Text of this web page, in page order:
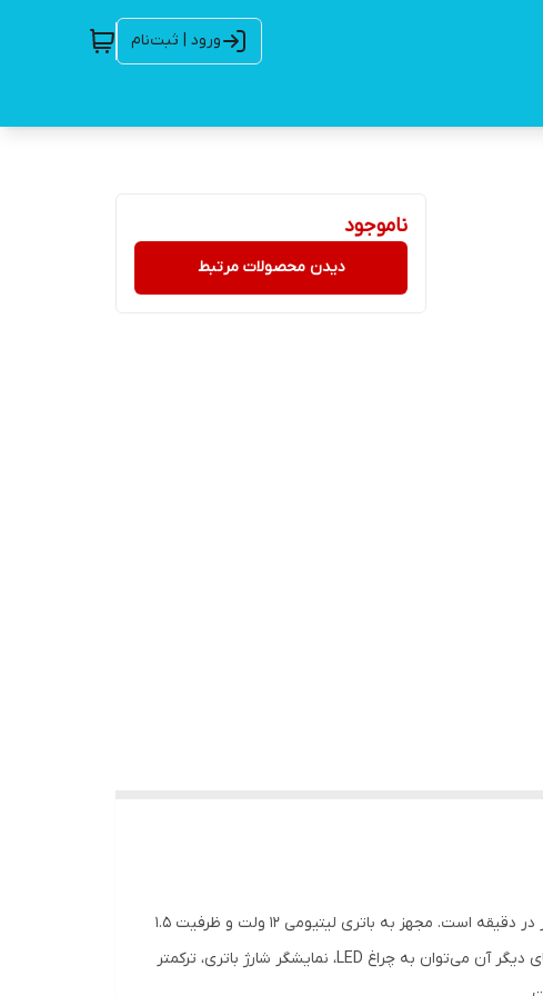
ورود | ثبت‌نام
ناموجود
دیدن محصولات مرتبط
پیچ گوشتی شارژی ویوارکس مدل VR12V-1C، دراری سری پیچگوشتی ابزار حرفه‌ای و قدرتمند با سرعت متغیر 0-350 و 0-1350 دور در دقیقه است. مجهز به باتری لیتیومی 12 ولت و ظرفیت 1.5
آمپر ساعت، این دستگاه با طراحی ارگونومیک و بدنه سیلیکونی، راحتی و دوام را در کارهای طولانی مدت فراهم می‌کند. از ویژگی‌های دیگر آن می‌توان به چراغ LED، نمایشگر شارژ باتری، ترکمتر